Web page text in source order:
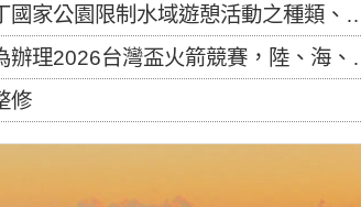
制水域遊憩活動之種類、範圍、時間及行為」，自即日生效。
盃火箭競賽，陸、海、空域警戒及協調相關事宜，因颱風備案事宜
修